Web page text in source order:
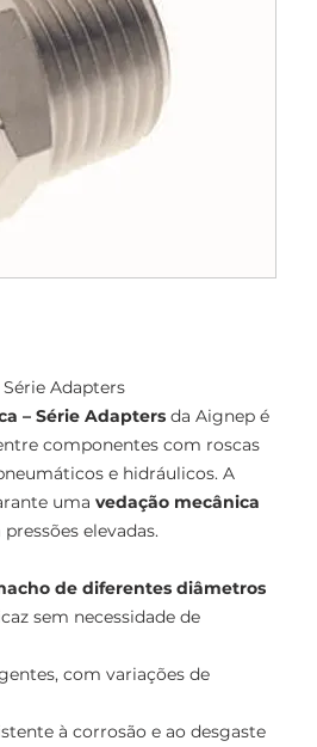
Adapters
– Série Adapters da Aignep é
componentes com roscas
e hidráulicos. A
uma vedação mecânica
elevadas.
de diferentes diâmetros
sem necessidade de
com variações de
à corrosão e ao desgaste